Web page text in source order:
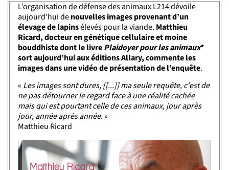
L’organisation de défense des animaux L214 dévoile
aujourd’hui denouvelles images provenant d’un
élevage de lapinsélevés pour la viande. Matthieu
Ricard, docteur en génétique cellulaire et moine
bouddhiste dont le livrePlaidoyer pour les animaux*
sort aujourd’hui aux éditions Allary, commente les
images dans une vidéo de présentation de l’enquête.
« Les images sont dures, [[...]] ma seule requête, c'est de
ne pas détourner le regard face à une réalité cachée
mais qui est pourtant celle de ces animaux, jour après
jour, année après année. »
Matthieu Ricard